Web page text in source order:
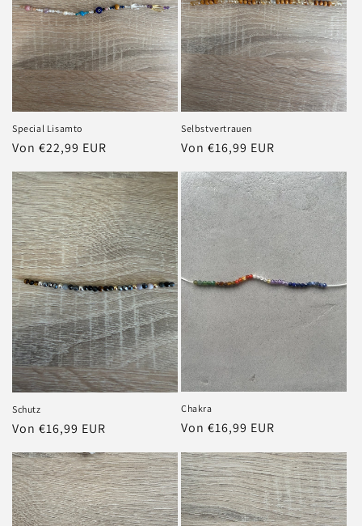
Special Lisamto
Normaler
Von €22,99 EUR
Selbstvertrauen
Normaler
Von €16,99 EUR
Schutz
Normaler
Von €16,99 EUR
Chakra
Normaler
Von €16,99 EUR